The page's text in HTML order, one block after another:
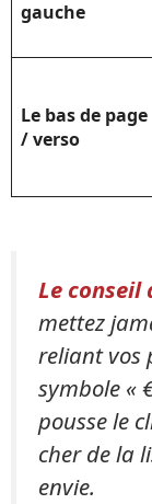
gauche
Le bas de page
/ verso
Le conseil
mettez
reliant vos
symbole «
pousse le
cher de la
envie.